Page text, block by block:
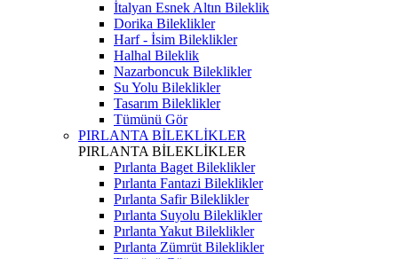
İtalyan Esnek Altın Bileklik
Dorika Bileklikler
Harf - İsim Bileklikler
Halhal Bileklik
Nazarboncuk Bileklikler
Su Yolu Bileklikler
Tasarım Bileklikler
Tümünü Gör
PIRLANTA BİLEKLİKLER
PIRLANTA BİLEKLİKLER
Pırlanta Baget Bileklikler
Pırlanta Fantazi Bileklikler
Pırlanta Safir Bileklikler
Pırlanta Suyolu Bileklikler
Pırlanta Yakut Bileklikler
Pırlanta Zümrüt Bileklikler